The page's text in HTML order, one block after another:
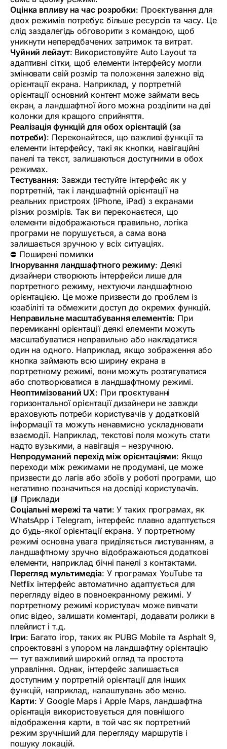
Оцінка впливу на час розробки: Проєктування для
двох режимів потребує більше ресурсів та часу. Це
слід заздалегідь обговорити з командою, щоб
уникнути непередбачених затримок та витрат.
Чуйний лейаут: Використовуйте Auto Layout та
адаптивні сітки, щоб елементи інтерфейсу могли
змінювати свій розмір та положення залежно від
орієнтації екрана. Наприклад, у портретній
орієнтації основний контент може займати весь
екран, а ландшафтної його можна розділити на дві
колонки для кращого сприйняття.
Реалізація функцій для обох орієнтацій (за
потреби): Переконайтеся, що важливі функції та
елементи інтерфейсу, такі як кнопки, навігаційні
панелі та текст, залишаються доступними в обох
режимах.
Тестування: Завжди тестуйте інтерфейс як у
портретній, так і ландшафтній орієнтації на
реальних пристроях (iPhone, iPad) з екранами
різних розмірів. Так ви переконаєтеся, що
елементи відображаються правильно, логіка
програми не порушується, а сама вона
залишається зручною у всіх ситуаціях.
⛔ Поширені помилки
Ігнорування ландшафтного режиму: Деякі
дизайнери створюють інтерфейси лише для
портретного режиму, нехтуючи ландшафтною
орієнтацією. Це може призвести до проблем із
юзабіліті та обмежити доступ до окремих функцій.
Неправильне масштабування елементів: При
перемиканні орієнтації деякі елементи можуть
масштабуватися неправильно або накладатися
один на одного. Наприклад, якщо зображення або
кнопка займають всю ширину екрана в
портретному режимі, вони можуть розтягуватися
або спотворюватися в ландшафтному режимі.
Неоптимізований UX: При проєктуванні
горизонтальної орієнтації дизайнери не завжди
враховують потреби користувачів у додатковій
інформації та можуть ненавмисно ускладнювати
взаємодії. Наприклад, текстові поля можуть стати
надто вузькими, а навігація – незручною.
Непродуманий перехід між орієнтаціями: Якщо
переходи між режимами не продумані, це може
призвести до лагів або збоїв у роботі програми, що
негативно позначиться на досвіді користувачів.
📘 Приклади
Соціальні мережі та чати: У таких програмах, як
WhatsApp і Telegram, інтерфейс плавно адаптується
до будь-якої орієнтації екрана. У портретному
режимі основна увага приділяється листуванням, а
ландшафтному зручно відображаються додаткові
елементи, наприклад бічні панелі з контактами.
Перегляд мультимедіа: У програмах YouTube та
Netflix інтерфейс автоматично адаптується для
перегляду відео в повноекранному режимі. У
портретному режимі користувач може вивчати
опис відео, залишати коментарі, додавати ролики в
плейлист і т.д.
Ігри: Багато ігор, таких як PUBG Mobile та Asphalt 9,
спроектовані з упором на ландшафтну орієнтацію
— тут важливий широкий огляд та простота
управління. Однак, інтерфейс залишається
доступним у портретній орієнтації для інших
функцій, наприклад, налаштувань або меню.
Карти: У Google Maps і Apple Maps, ландшафтна
орієнтація використовується для повнішого
відображення карти, в той час як портретний
режим зручніший для перегляду маршрутів і
пошуку локацій.